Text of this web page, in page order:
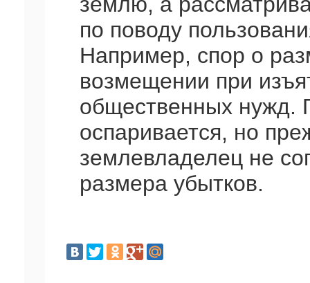
по поводу
Например, спор о
возмещении при
общественных нужд.
оспаривается, но
землевладелец не
размера убытков.